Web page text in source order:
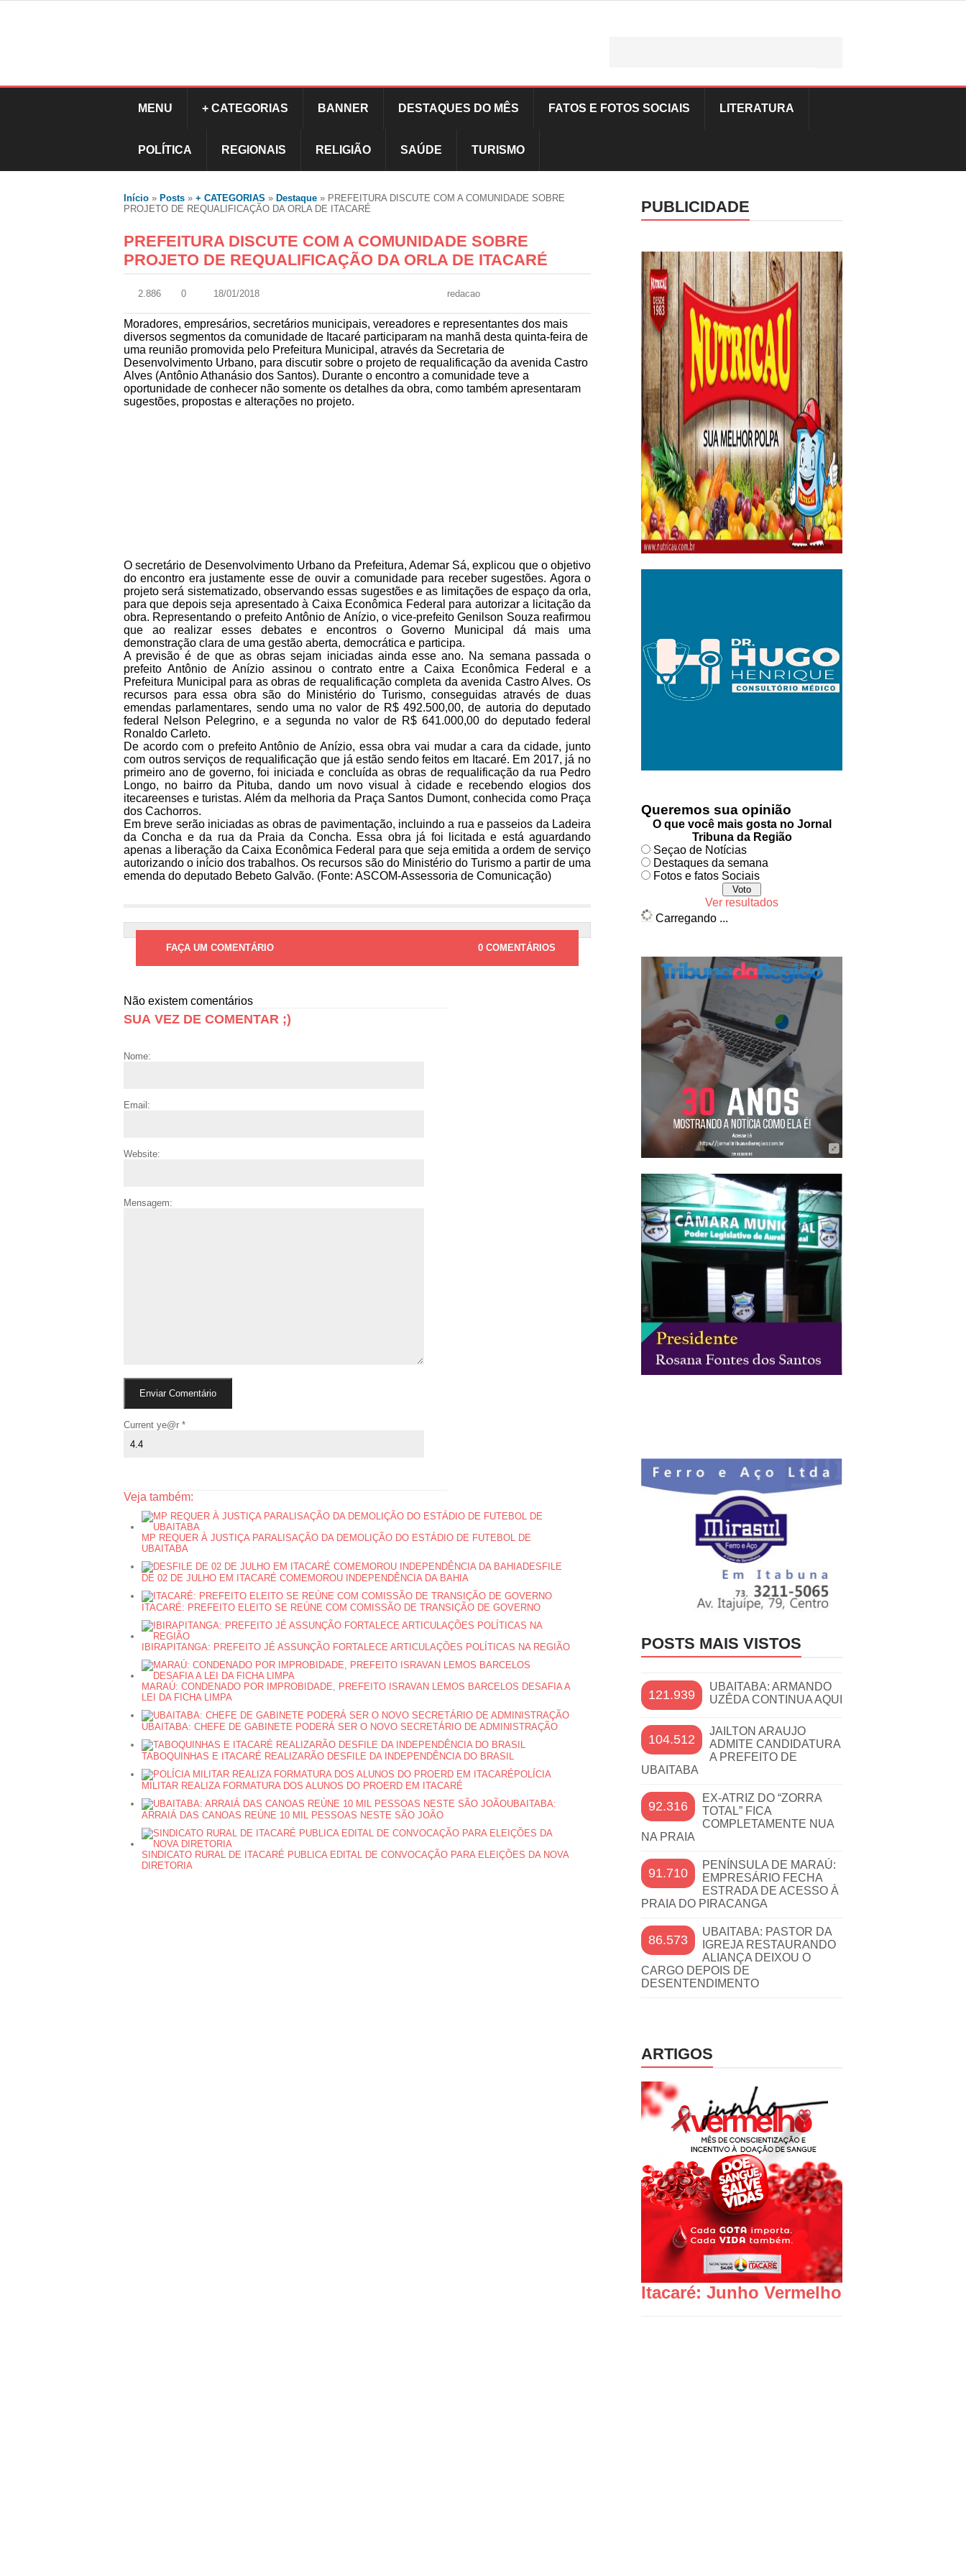
MENU + CATEGORIAS BANNER DESTAQUES DO MÊS FATOS E FOTOS SOCIAIS LITERATURA
POLÍTICA REGIONAIS RELIGIÃO SAÚDE TURISMO
Início » Posts » + CATEGORIAS » Destaque » PREFEITURA DISCUTE COM A COMUNIDADE SOBRE
PROJETO DE REQUALIFICAÇÃO DA ORLA DE ITACARÉ
PREFEITURA DISCUTE COM A COMUNIDADE SOBRE
PROJETO DE REQUALIFICAÇÃO DA ORLA DE ITACARÉ
2.886 0 18/01/2018 redacao
Moradores, empresários, secretários municipais, vereadores e representantes dos mais
diversos segmentos da comunidade de Itacaré participaram na manhã desta quinta-feira de
uma reunião promovida pelo Prefeitura Municipal, através da Secretaria de
Desenvolvimento Urbano, para discutir sobre o projeto de requalificação da avenida Castro
Alves (Antônio Athanásio dos Santos). Durante o encontro a comunidade teve a
oportunidade de conhecer não somente os detalhes da obra, como também apresentaram
sugestões, propostas e alterações no projeto.
O secretário de Desenvolvimento Urbano da Prefeitura, Ademar Sá, explicou que o objetivo
do encontro era justamente esse de ouvir a comunidade para receber sugestões. Agora o
projeto será sistematizado, observando essas sugestões e as limitações de espaço da orla,
para que depois seja apresentado à Caixa Econômica Federal para autorizar a licitação da
obra. Representando o prefeito Antônio de Anízio, o vice-prefeito Genilson Souza reafirmou
que ao realizar esses debates e encontros o Governo Municipal dá mais uma
demonstração clara de uma gestão aberta, democrática e participa.
A previsão é de que as obras sejam iniciadas ainda esse ano. Na semana passada o
prefeito Antônio de Anízio assinou o contrato entre a Caixa Econômica Federal e a
Prefeitura Municipal para as obras de requalificação completa da avenida Castro Alves. Os
recursos para essa obra são do Ministério do Turismo, conseguidas através de duas
emendas parlamentares, sendo uma no valor de R$ 492.500,00, de autoria do deputado
federal Nelson Pelegrino, e a segunda no valor de R$ 641.000,00 do deputado federal
Ronaldo Carleto.
De acordo com o prefeito Antônio de Anízio, essa obra vai mudar a cara da cidade, junto
com outros serviços de requalificação que já estão sendo feitos em Itacaré. Em 2017, já no
primeiro ano de governo, foi iniciada e concluída as obras de requalificação da rua Pedro
Longo, no bairro da Pituba, dando um novo visual à cidade e recebendo elogios dos
itecareenses e turistas. Além da melhoria da Praça Santos Dumont, conhecida como Praça
dos Cachorros.
Em breve serão iniciadas as obras de pavimentação, incluindo a rua e passeios da Ladeira
da Concha e da rua da Praia da Concha. Essa obra já foi licitada e está aguardando
apenas a liberação da Caixa Econômica Federal para que seja emitida a ordem de serviço
autorizando o início dos trabalhos. Os recursos são do Ministério do Turismo a partir de uma
emenda do deputado Bebeto Galvão. (Fonte: ASCOM-Assessoria de Comunicação)
FAÇA UM COMENTÁRIO 0 COMENTÁRIOS
Não existem comentários
SUA VEZ DE COMENTAR ;)
Nome:
Email:
Website:
Mensagem:
Current ye@r *
Veja também:
MP REQUER À JUSTIÇA PARALISAÇÃO DA DEMOLIÇÃO DO ESTÁDIO DE FUTEBOL DE
UBAITABA
DESFILE
DE 02 DE JULHO EM ITACARÉ COMEMOROU INDEPENDÊNCIA DA BAHIA
ITACARÉ: PREFEITO ELEITO SE REÚNE COM COMISSÃO DE TRANSIÇÃO DE GOVERNO
IBIRAPITANGA: PREFEITO JÉ ASSUNÇÃO FORTALECE ARTICULAÇÕES POLÍTICAS NA REGIÃO
MARAÚ: CONDENADO POR IMPROBIDADE, PREFEITO ISRAVAN LEMOS BARCELOS DESAFIA A
LEI DA FICHA LIMPA
UBAITABA: CHEFE DE GABINETE PODERÁ SER O NOVO SECRETÁRIO DE ADMINISTRAÇÃO
TABOQUINHAS E ITACARÉ REALIZARÃO DESFILE DA INDEPENDÊNCIA DO BRASIL
POLÍCIA
MILITAR REALIZA FORMATURA DOS ALUNOS DO PROERD EM ITACARÉ
UBAITABA:
ARRAIÁ DAS CANOAS REÚNE 10 MIL PESSOAS NESTE SÃO JOÃO
SINDICATO RURAL DE ITACARÉ PUBLICA EDITAL DE CONVOCAÇÃO PARA ELEIÇÕES DA NOVA
DIRETORIA
PUBLICIDADE
Queremos sua opinião
O que você mais gosta no Jornal
Tribuna da Região
Seçao de Notícias
Destaques da semana
Fotos e fatos Sociais
Ver resultados
Carregando ...
POSTS MAIS VISTOS
121.939
UBAITABA: ARMANDO
UZÊDA CONTINUA AQUI
104.512
JAILTON ARAUJO
ADMITE CANDIDATURA
A PREFEITO DE
UBAITABA
92.316
EX-ATRIZ DO “ZORRA
TOTAL” FICA
COMPLETAMENTE NUA
NA PRAIA
91.710
PENÍNSULA DE MARAÚ:
EMPRESÁRIO FECHA
ESTRADA DE ACESSO À
PRAIA DO PIRACANGA
86.573
UBAITABA: PASTOR DA
IGREJA RESTAURANDO
ALIANÇA DEIXOU O
CARGO DEPOIS DE
DESENTENDIMENTO
ARTIGOS
Itacaré: Junho Vermelho